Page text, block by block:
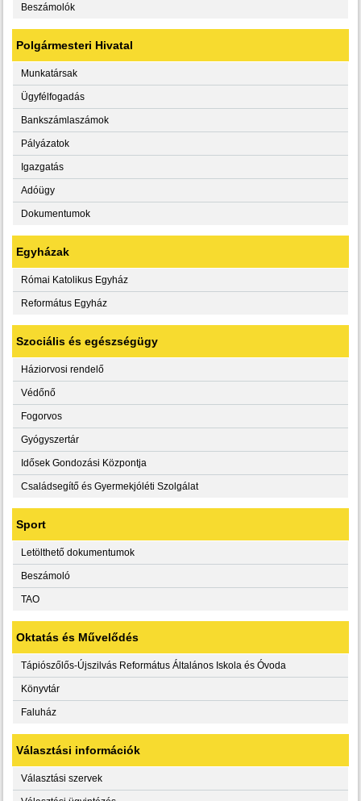
Beszámolók
Polgármesteri Hivatal
Munkatársak
Ügyfélfogadás
Bankszámlaszámok
Pályázatok
Igazgatás
Adóügy
Dokumentumok
Egyházak
Római Katolikus Egyház
Református Egyház
Szociális és egészségügy
Háziorvosi rendelő
Védőnő
Fogorvos
Gyógyszertár
Idősek Gondozási Központja
Családsegítő és Gyermekjóléti Szolgálat
Sport
Letölthető dokumentumok
Beszámoló
TAO
Oktatás és Művelődés
Tápiószőlős-Újszilvás Református Általános Iskola és Óvoda
Könyvtár
Faluház
Választási információk
Választási szervek